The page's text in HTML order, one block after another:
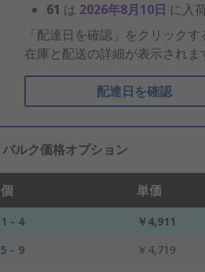
61 は 2026年8月10日 に入
「配達日を確認」をクリックす
在庫と配送の詳細が表示されま
配達日を確認
バルク価格オプション
個 単価
1 - 4
￥4,911
5 - 9
￥4,719